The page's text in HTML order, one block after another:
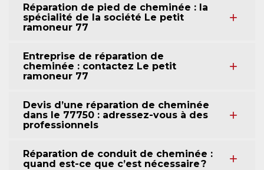
Réparation de pied de cheminée : la
spécialité de la société Le petit
ramoneur 77
Entreprise de réparation de
cheminée : contactez Le petit
ramoneur 77
Devis d’une réparation de cheminée
dans le 77750 : adressez-vous à des
professionnels
Réparation de conduit de cheminée :
quand est-ce que c’est nécessaire ?